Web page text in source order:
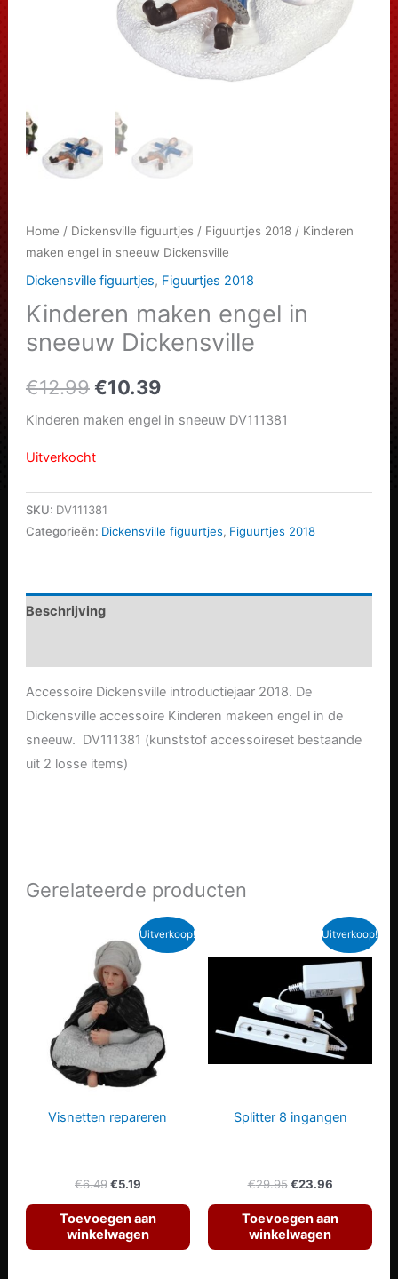
Home / Dickensville figuurtjes/ Figuurtjes 2018/ Kinderen
maken engel in sneeuw Dickensville
Dickensville figuurtjes, Figuurtjes 2018
Kinderen maken engel in
sneeuw Dickensville
€12.99Oorspronkelijke
prijs
was:
€12.99.
€10.39Huidige
prijs
€10.39.
Kinderen maken engel in sneeuw DV111381
Uitverkocht
SKU: DV111381
Categorieën: Dickensville figuurtjes, Figuurtjes 2018
Beschrijving
Accessoire Dickensville introductiejaar 2018. De
Dickensville accessoire Kinderen makeen engel in de
sneeuw. DV111381 (kunststof accessoireset bestaande
uit 2 losse items)
Gerelateerde producten
Uitverkoop!
Visnetten repareren
€6.49Oorspronkelijke
was:
€6.49.
€5.19Huidige
is:
€5.19.
Toevoegen aan
winkelwagen
Uitverkoop!
Splitter 8 ingangen
€29.95 Oorspronkelijke
was:
€29.95.
€23.96Huidige
is:
Toevoegen aan
winkelwagen